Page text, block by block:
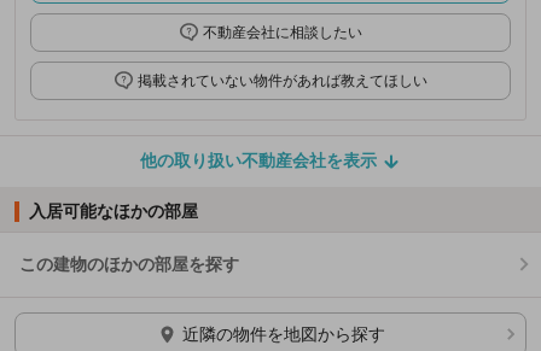
不動産会社に相談したい
掲載されていない物件があれば教えてほしい
他の取り扱い不動産会社を表示
入居可能なほかの部屋
この建物のほかの部屋を探す
ほかの部屋を検索中…
近隣の物件を地図から探す